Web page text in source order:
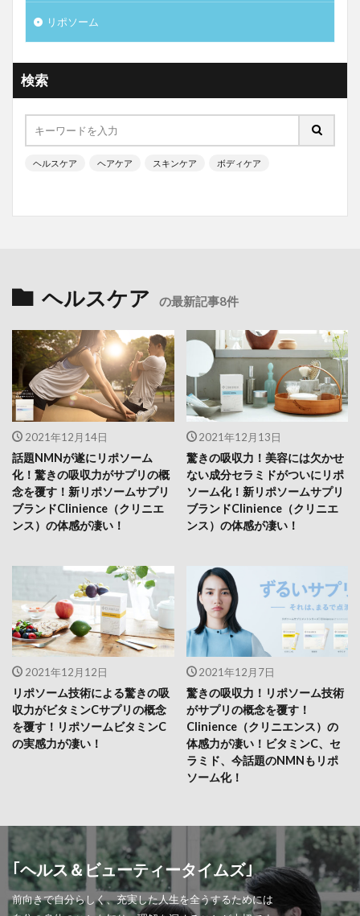
リポソーム
検索
ヘルスケア ヘアケア スキンケア ボディケア
ヘルスケア の最新記事8件
2021年12月14日
話題NMNが遂にリポソーム
化！驚きの吸収力がサプリの概
念を覆す！新リポソームサプリ
ブランドClinience（クリニエ
ンス）の体感が凄い！
2021年12月13日
驚きの吸収力！美容には欠かせ
ない成分セラミドがついにリポ
ソーム化！新リポソームサプリ
ブランドClinience（クリニエ
ンス）の体感が凄い！
2021年12月12日
リポソーム技術による驚きの吸
収力がビタミンCサプリの概念
を覆す！リポソームビタミンC
の実感力が凄い！
2021年12月7日
驚きの吸収力！リポソーム技術
がサプリの概念を覆す！
Clinience（クリニエンス）の
体感力が凄い！ビタミンC、セ
ラミド、今話題のNMNもリポ
ソーム化！
｢ヘルス＆ビューティータイムズ｣
前向きで自分らしく、充実した人生を全うするためには